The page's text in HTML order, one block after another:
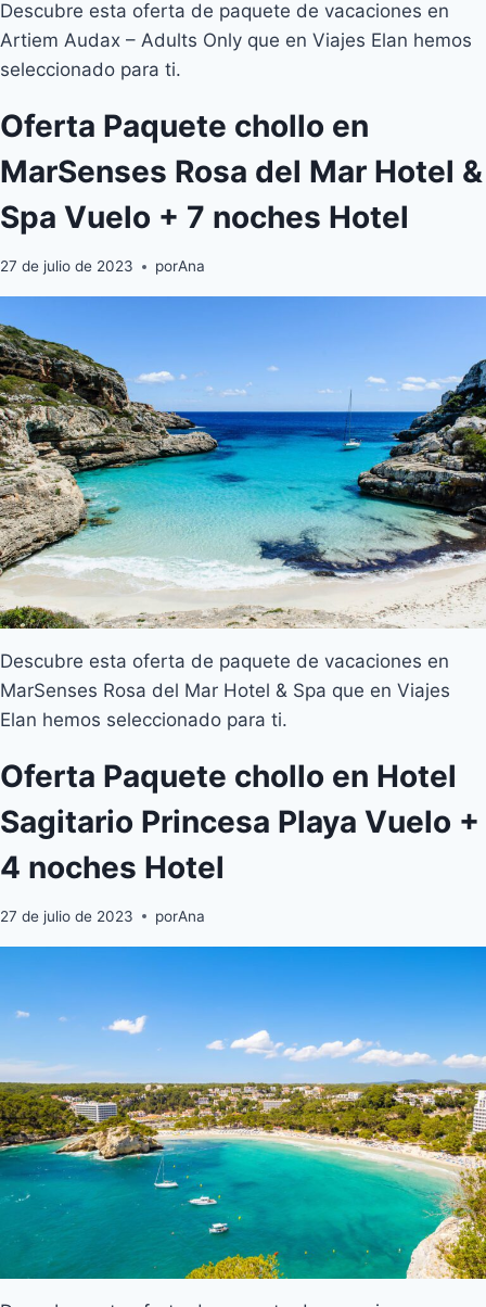
Descubre esta oferta de paquete de vacaciones en
Artiem Audax – Adults Only que en Viajes Elan hemos
seleccionado para ti.
Oferta Paquete chollo en
MarSenses Rosa del Mar Hotel &
Spa Vuelo + 7 noches Hotel
27 de julio de 2023 porAna
Descubre esta oferta de paquete de vacaciones en
MarSenses Rosa del Mar Hotel & Spa que en Viajes
Elan hemos seleccionado para ti.
Oferta Paquete chollo en Hotel
Sagitario Princesa Playa Vuelo +
4 noches Hotel
27 de julio de 2023 porAna